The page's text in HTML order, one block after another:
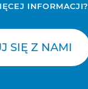
INFORMACJI?
SIĘ Z NAMI